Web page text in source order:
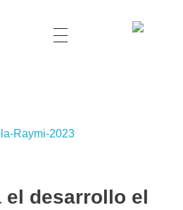
el desarrollo el